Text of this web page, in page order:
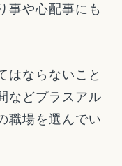
事や心配事にも
はならないこと
などプラスアル
職場を選んでい